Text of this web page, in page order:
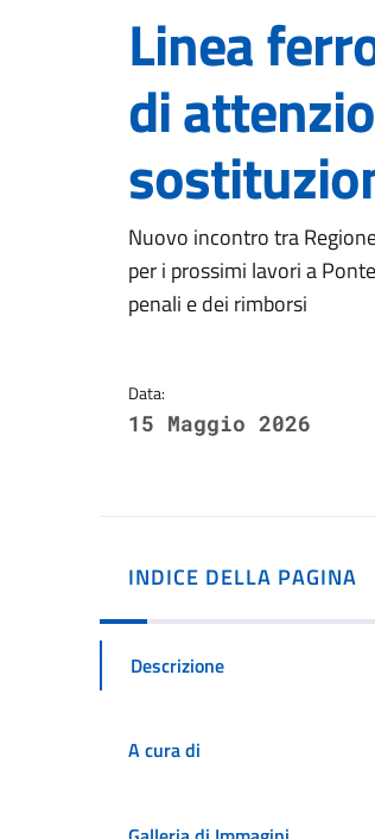
Linea
di
Dettagli
Nuovo incontro tra
per i prossimi lavori a
penali e dei rimborsi
Data:
15 Maggio 2026
INDICE DELLA PAGINA
Descrizione
A cura di